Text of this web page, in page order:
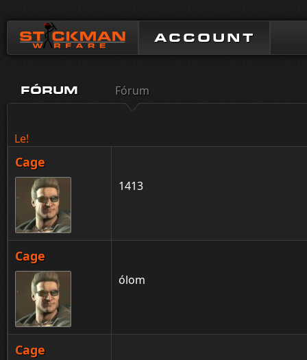
ACCOUNT
FÓRUM Fórum
Le!
Cage
1413
Cage
ólom
Cage